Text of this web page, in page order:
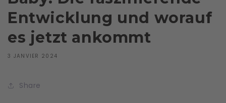
Entwicklung und worauf
es jetzt ankommt
3 JANVIER 2024
Share